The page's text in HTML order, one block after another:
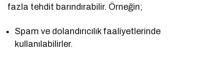
fazla tehdit barındırabilir. Örneğin;
Spam ve dolandırıcılık faaliyetlerinde
kullanılabilirler.